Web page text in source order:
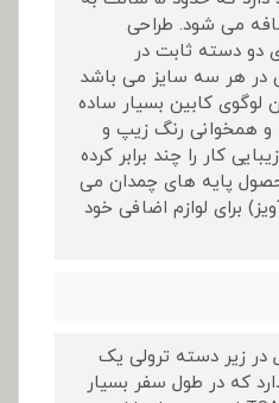
می شود. طراحی
دو دسته ثابت در
در هر سه سایز می باشد
کابین بسیار ساده
همخوانی رنگ زیپ و
کار را چند برابر کرده
پایه های چمدان می
برای لوازم اضافی خود
زیر دسته ترولی یک
که در طول سفر بسیار